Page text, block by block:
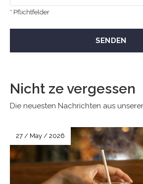
* Pflichtfelder
SENDEN
Nicht ze vergessen
Die neuesten Nachrichten aus
27 / May / 2026